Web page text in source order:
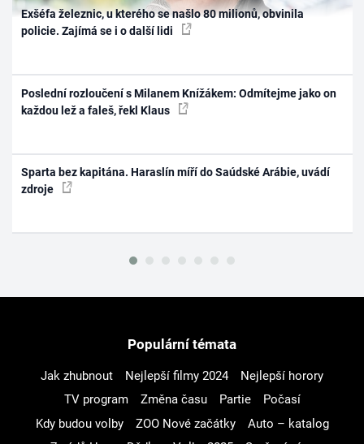
Exšéfa železnic, u kterého se našlo 80 milionů, obvinila
policie. Zajímá se i o další lidi
Poslední rozloučení s Milanem Knížákem: Odmítejme jako on
každou lež a faleš, řekl Klaus
Sparta bez kapitána. Haraslín míří do Saúdské Arábie, uvádí
zdroje
Populární témata
Jak zhubnout Nejlepší filmy 2024
Nejlepší horory
TV program
Změna času Partie
Počasí
Kdy budou volby
ZOO Nové začátky
Auto – katalog